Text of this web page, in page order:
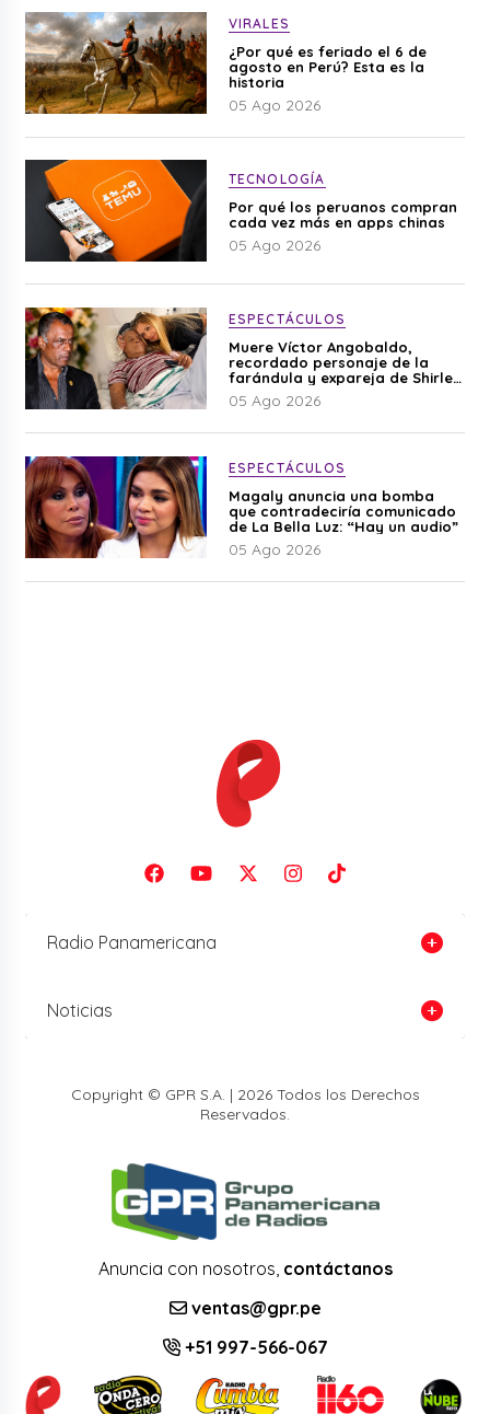
VIRALES
¿Por qué es feriado el 6 de
agosto en Perú? Esta es la
historia
05 Ago 2026
TECNOLOGÍA
Por qué los peruanos compran
cada vez más en apps chinas
05 Ago 2026
ESPECTÁCULOS
Muere Víctor Angobaldo,
recordado personaje de la
farándula y expareja de Shirley
Cherres
05 Ago 2026
ESPECTÁCULOS
Magaly anuncia una bomba
que contradeciría comunicado
de La Bella Luz: “Hay un audio”
05 Ago 2026
Radio Panamericana
Noticias
Copyright © GPR S.A. | 2026 Todos los Derechos
Reservados.
Anuncia con nosotros, contáctanos
ventas@gpr.pe
+51 997-566-067